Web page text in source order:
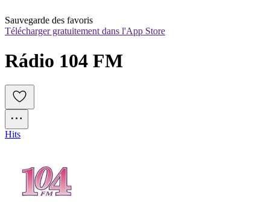
Sauvegarde des favoris
Télécharger gratuitement dans l'App Store
Rádio 104 FM
Hits